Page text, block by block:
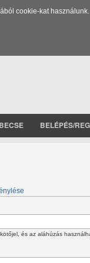
cookie-kat
BELÉPÉS/
és az aláhúzás